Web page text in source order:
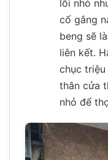
lỗi nhỏ
cố gắng
beng sẽ
liên kết.
chục
thân cửa
nhỏ để